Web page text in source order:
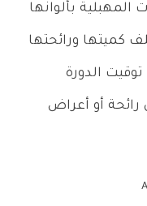
بألوانها
كميتها ورائحتها
الدورة
أو أعراض